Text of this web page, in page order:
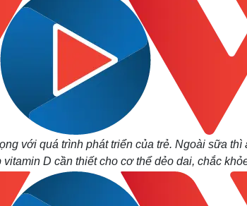
với quá trình phát triển của trẻ. Ngoài sữa thì
D cần thiết cho cơ thể dẻo dai, chắc